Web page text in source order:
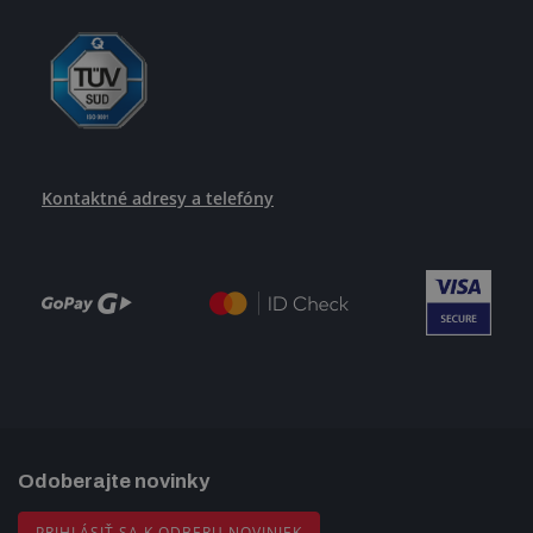
Kontaktné adresy a telefóny
Odoberajte novinky